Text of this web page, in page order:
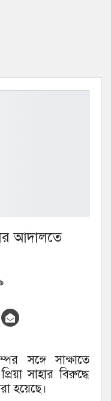
আদালতে
সঙ্গে সাক্ষাতে
সাহার বিরুদ্ধে
হয়েছে।